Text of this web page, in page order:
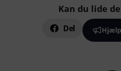
Kan du lide
Del